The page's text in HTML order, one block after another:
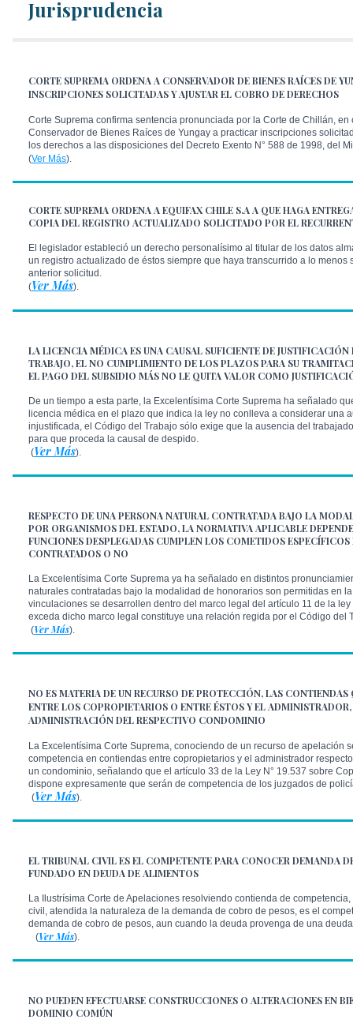
Jurisprudencia
CORTE SUPREMA ORDENA A CONSERVADOR DE BIENES RAÍCES DE
INSCRIPCIONES SOLICITADAS Y AJUSTAR EL COBRO DE DERECHOS
Corte Suprema confirma sentencia pronunciada por la Corte de Chillán, en
Conservador de Bienes Raíces de Yungay a practicar inscripciones
los derechos a las disposiciones del Decreto Exento N° 588 de 1998, del
(Ver Más).
CORTE SUPREMA ORDENA A EQUIFAX CHILE S.A A QUE HAGA
COPIA DEL REGISTRO ACTUALIZADO SOLICITADO POR EL
El legislador estableció un derecho personalísimo al titular de los datos
un registro actualizado de éstos siempre que haya transcurrido a lo menos
anterior solicitud.
(Ver Más).
LA LICENCIA MÉDICA ES UNA CAUSAL SUFICIENTE DE JUSTIFICACIÓN
TRABAJO, EL NO CUMPLIMIENTO DE LOS PLAZOS PARA SU
EL PAGO DEL SUBSIDIO MÁS NO LE QUITA VALOR COMO
De un tiempo a esta parte, la Excelentísima Corte Suprema ha señalado
licencia médica en el plazo que indica la ley no conlleva a considerar una
injustificada, el Código del Trabajo sólo exige que la ausencia del
para que proceda la causal de despido.
(Ver Más).
RESPECTO DE UNA PERSONA NATURAL CONTRATADA BAJO LA
POR ORGANISMOS DEL ESTADO, LA NORMATIVA APLICABLE
FUNCIONES DESPLEGADAS CUMPLEN LOS COMETIDOS
CONTRATADOS O NO
La Excelentísima Corte Suprema ya ha señalado en distintos
naturales contratadas bajo la modalidad de honorarios son permitidas en
vinculaciones se desarrollen dentro del marco legal del artículo 11 de la
exceda dicho marco legal constituye una relación regida por el Código del
(Ver Más).
NO ES MATERIA DE UN RECURSO DE PROTECCIÓN, LAS CONTIENDAS
ENTRE LOS COPROPIETARIOS O ENTRE ÉSTOS Y EL
ADMINISTRACIÓN DEL RESPECTIVO CONDOMINIO
La Excelentísima Corte Suprema, conociendo de un recurso de apelación
competencia en contiendas entre copropietarios y el administrador
un condominio, señalando que el artículo 33 de la Ley N° 19.537 sobre
dispone expresamente que serán de competencia de los juzgados de
(Ver Más).
EL TRIBUNAL CIVIL ES EL COMPETENTE PARA CONOCER DEMANDA
FUNDADO EN DEUDA DE ALIMENTOS
La Ilustrísima Corte de Apelaciones resolviendo contienda de
civil, atendida la naturaleza de la demanda de cobro de pesos, es el
demanda de cobro de pesos, aun cuando la deuda provenga de una
(Ver Más).
NO PUEDEN EFECTUARSE CONSTRUCCIONES O ALTERACIONES EN
DOMINIO COMÚN